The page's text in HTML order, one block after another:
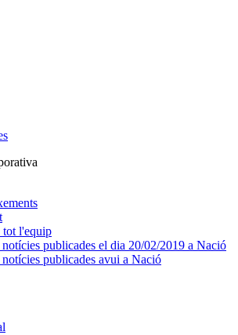
tot l'equip
notícies publicades el dia 20/02/2019 a Nació
notícies publicades avui a Nació